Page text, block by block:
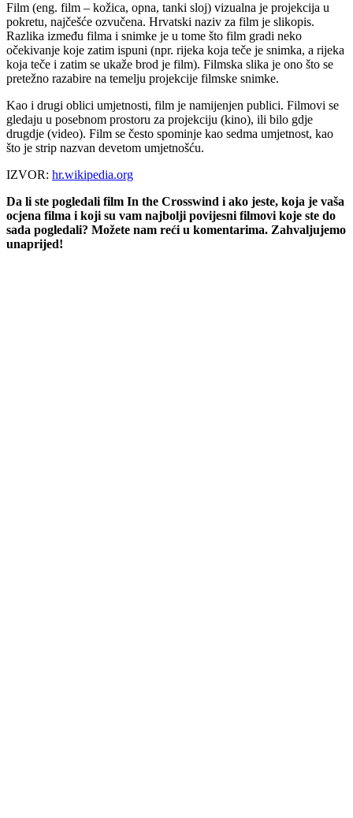
Film (eng. film – kožica, opna, tanki sloj) vizualna je projekcija u
pokretu, najčešće ozvučena. Hrvatski naziv za film je slikopis.
Razlika između filma i snimke je u tome što film gradi neko
očekivanje koje zatim ispuni (npr. rijeka koja teče je snimka, a rijeka
koja teče i zatim se ukaže brod je film). Filmska slika je ono što se
pretežno razabire na temelju projekcije filmske snimke.
Kao i drugi oblici umjetnosti, film je namijenjen publici. Filmovi se
gledaju u posebnom prostoru za projekciju (kino), ili bilo gdje
drugdje (video). Film se često spominje kao sedma umjetnost, kao
što je strip nazvan devetom umjetnošću.
IZVOR: hr.wikipedia.org
Da li ste pogledali film In the Crosswind i ako jeste, koja je vaša
ocjena filma i koji su vam najbolji povijesni filmovi koje ste do
sada pogledali? Možete nam reći u komentarima. Zahvaljujemo
unaprijed!